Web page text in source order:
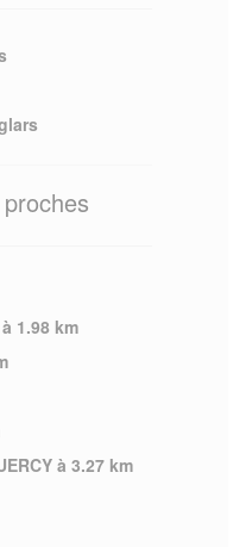
1.98 km
à 3.27 km